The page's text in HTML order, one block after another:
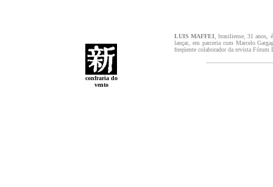
LUIS MAFFEI , brasiliense, 31 anos,
lançar, em parceria com Marcelo
freqüente colaborador da revista Fórum
confraria do
vento